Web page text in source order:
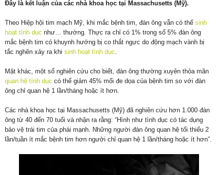
Đây là kết luận của các nhà khoa học tại Massachusetts (Mỹ).
Theo Hiệp hội tim mạch Mỹ, khi mắc bệnh tim, đàn ông vẫn có thể sinh
hoạt tình dục như… thường. Thực ra chỉ có 1% trong số 5% đàn ông
mắc bệnh tim có khuynh hướng bị co thắt ngực do động mạch vành bị
tắc nghẽn xảy ra khi sinh hoạt tình dục.
Mặt khác, một số nghiên cứu cho biết, đàn ông thường xuyên thỏa mãn
quan hệ tình dục có thể giảm 45% mối đe dọa của bệnh tim so với đàn
ông chỉ quan hệ 1 lần/tháng hoặc ít hơn.
Các nhà khoa học tại Massachusetts (Mỹ) đã nghiên cứu hơn 1.000 đàn
ông từ 40 đến 70 tuổi và nhận ra rằng: “Hình như tình dục có tác dụng
bảo vệ trái tim của phái mạnh. Những người đàn ông quan hệ tối thiểu 2
lần/tuần ít mắc bệnh tim hơn người chỉ quan hệ 1 lần/tháng hoặc ít hơn”.